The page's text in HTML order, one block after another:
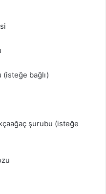
(isteğe bağlı)
şurubu (isteğe